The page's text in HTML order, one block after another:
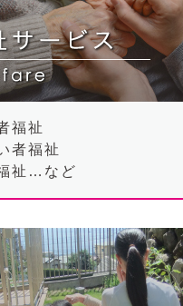
福祉
者福祉
祉…など